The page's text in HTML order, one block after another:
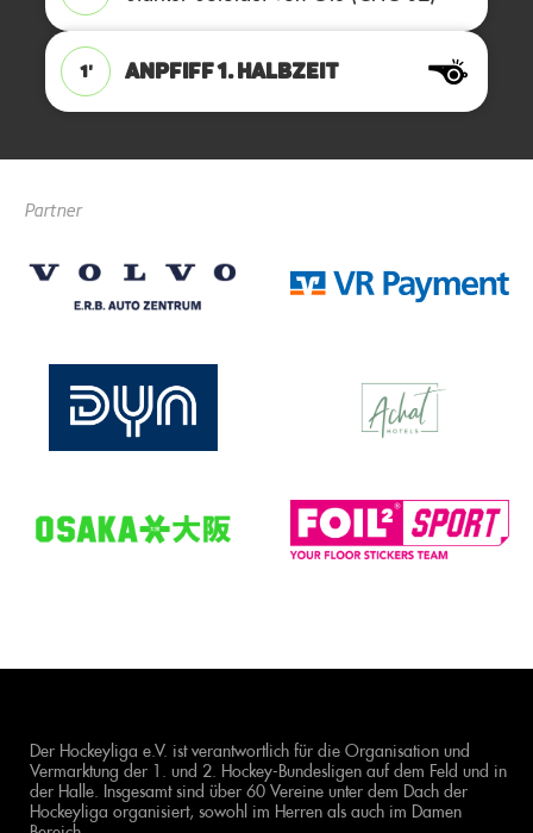
1' ANPFIFF 1. Halbzeit
Partner
Der Hockeyliga e.V. ist verantwortlich für die Organisation und
Vermarktung der 1. und 2. Hockey-Bundesligen auf dem Feld und in
der Halle. Insgesamt sind über 60 Vereine unter dem Dach der
Hockeyliga organisiert, sowohl im Herren als auch im Damen